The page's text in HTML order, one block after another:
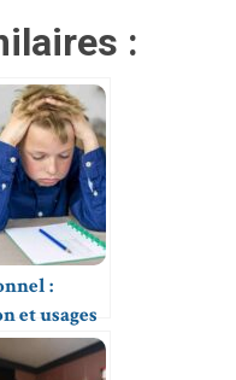
:
:
et usages